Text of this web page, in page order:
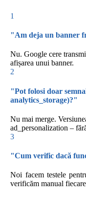
1
"Am deja un banner
Nu. Google cere
afișarea unui banner.
2
"Pot folosi doar
analytics_storage)?"
Nu mai merge.
ad_personalization –
3
"Cum verific dacă
Noi facem testele
verificăm manual